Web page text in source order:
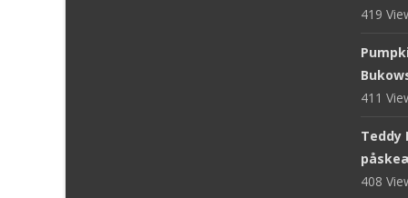
419
411
Teddy
408